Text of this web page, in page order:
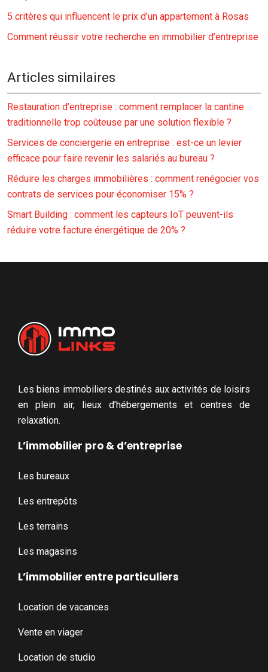
5 critères qui influencent le prix d’un appartement à Rosas
Comment réussir votre recherche en immobilier d’entreprise
Articles similaires
Restauration d’entreprise : comment remplacer la cantine
traditionnelle trop coûteuse par une solution flexible ?
Services de conciergerie en entreprise : est-ce un levier
efficace pour faire revenir les salariés au bureau ?
Réduire les charges immobilières : comment renégocier vos
contrats de services pour économiser 15% ?
Smart Building : comment les capteurs IoT peuvent-ils
réduire votre facture énergétique de 20% ?
Les biens immobiliers destinés aux activités de loisirs
en plein air, lieux d’hébergements et centres de
relaxation.
L’immobilier pro & d’entreprise
Les bureaux
Les entrepôts
Les terrains
Les magasins
L’immobilier entre particuliers
Location de vacances
Vente en viager
Location de studio